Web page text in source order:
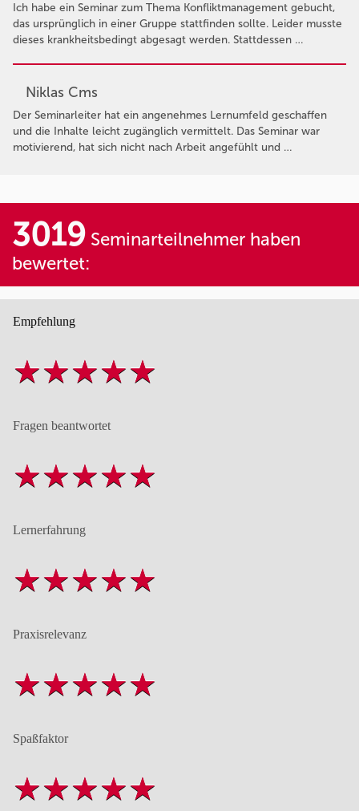
Ich habe ein Seminar zum Thema Konfliktmanagement gebucht,
das ursprünglich in einer Gruppe stattfinden sollte. Leider musste
dieses krankheitsbedingt abgesagt werden. Stattdessen …
Niklas Cms
Der Seminarleiter hat ein angenehmes Lernumfeld geschaffen
und die Inhalte leicht zugänglich vermittelt. Das Seminar war
motivierend, hat sich nicht nach Arbeit angefühlt und …
3019 Seminarteilnehmer haben
bewertet:
Empfehlung
Fragen beantwortet
Lernerfahrung
Praxisrelevanz
Spaßfaktor